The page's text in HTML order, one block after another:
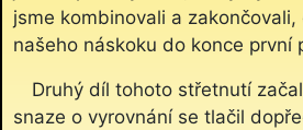
jsme kombinovali a
našeho náskoku do konce první
Druhý díl tohoto střetnutí
snaze o vyrovnání se tlačil